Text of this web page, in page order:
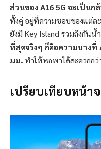
ส่วนของ A16 5G จะเป็นก
ทั้งคู่ อยู่ที่ความชอบของแต่ล
ยังมี Key Island รวมถึงกัน
ที่สุดจริงๆ ก็คือความบางที่
มม. ทำให้พกพาได้สะดวกก
เปรียบเทียบหน้า